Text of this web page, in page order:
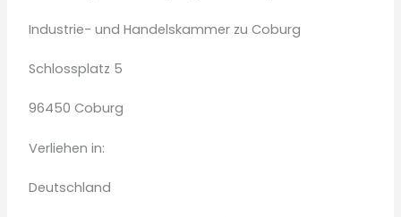
Industrie- und Handelskammer zu Coburg
Schlossplatz 5
96450 Coburg
Verliehen in:
Deutschland